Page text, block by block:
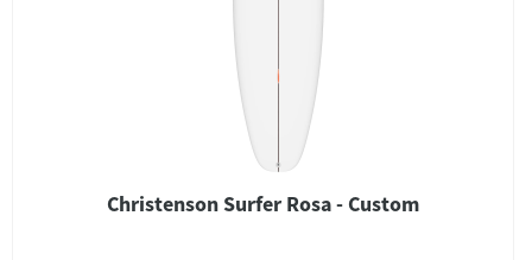
Christenson Surfer Rosa - Custom